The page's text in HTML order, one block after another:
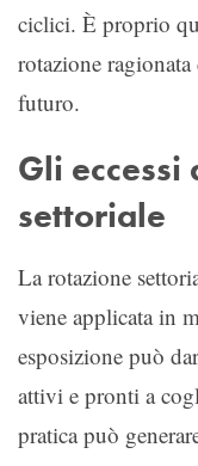
ciclici. È proprio
rotazione ragionata
futuro.
Gli
settoriale
La rotazione
viene applicata in
esposizione può
attivi e pronti a
pratica può